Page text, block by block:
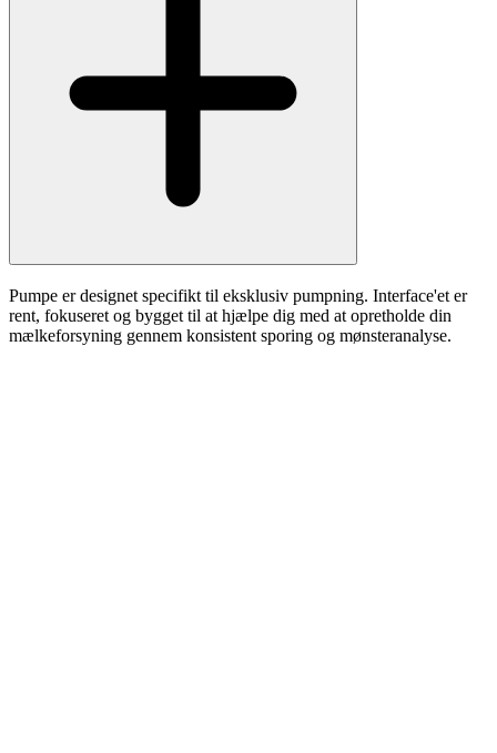
Pumpe er designet specifikt til eksklusiv pumpning. Interface'et er
rent, fokuseret og bygget til at hjælpe dig med at opretholde din
mælkeforsyning gennem konsistent sporing og mønsteranalyse.